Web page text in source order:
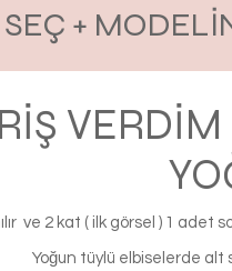
+
ve 2 kat ( ilk görsel ) 1 adet
Yoğun tüylü elbiselerde alt